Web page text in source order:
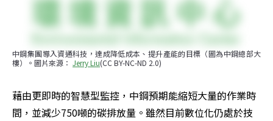
中鋼集團導入資通科技，達成降低成本、提升產能的目標（圖為中鋼總部大
樓）。圖片來源： Jerry Liu(CC BY-NC-ND 2.0)
藉由更即時的智慧型監控，中鋼預期能縮短大量的作業時
間，並減少750噸的碳排放量。雖然目前數位化仍處於技